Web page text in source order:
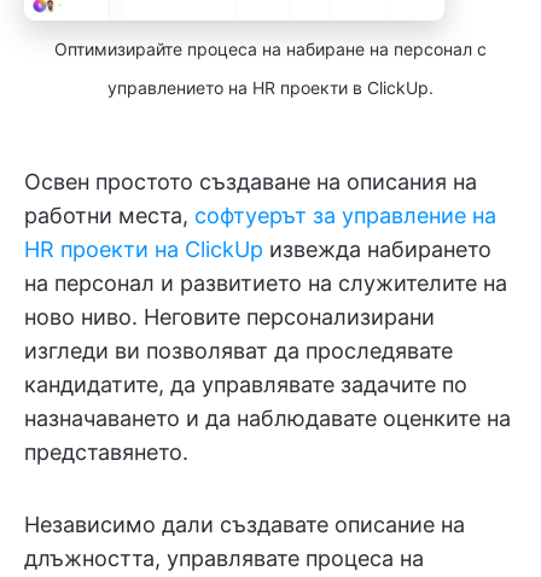
Оптимизирайте процеса на набиране на персонал с
управлението на HR проекти в ClickUp.
Освен простото създаване на описания на
работни места, софтуерът за управление на
HR проекти на ClickUp извежда набирането
на персонал и развитието на служителите на
ново ниво. Неговите персонализирани
изгледи ви позволяват да проследявате
кандидатите, да управлявате задачите по
назначаването и да наблюдавате оценките на
представянето.
Независимо дали създавате описание на
длъжността, управлявате процеса на